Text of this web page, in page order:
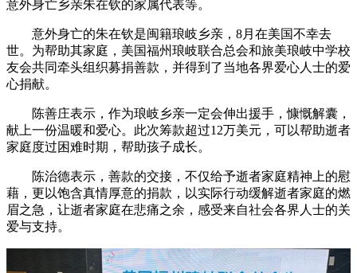
意外身亡乡亲朱在钦的家属代表等。
意外身亡的朱在钦是闽籍琅岐乡亲，8月在美国不幸去
世。为帮助其家庭，美国福州琅岐联合总会和旅美琅岐中学校
友会共同牵头组织募捐善款，并得到了当地各界爱心人士的爱
心捐献。
陈善庄表示，作为琅岐乡亲一定会伸出援手，慷慨解囊，
献上一份温暖和爱心。此次筹款超过12万美元，可以帮助逝者
家庭度过困难时期，帮助孩子成长。
陈治德表示，善款的交接，不仅给予逝者家庭精神上的慰
藉，更以饱含真情厚意的捐款，以实际行动缓解逝者家庭的燃
眉之急，让逝者家庭在悲痛之余，感受来自社会各界人士的关
爱与支持。